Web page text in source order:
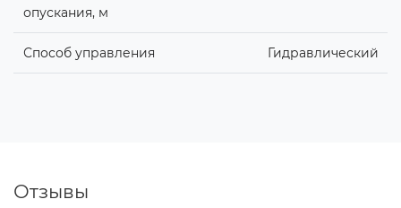
опускания, м
Способ управления Гидравлический
Отзывы